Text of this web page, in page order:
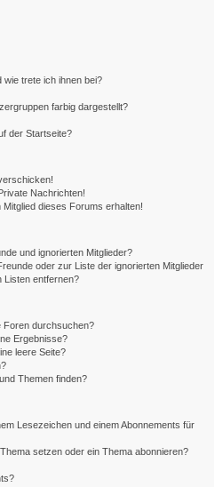
wie trete ich ihnen bei?
farbig dargestellt?
der Startseite?
Nachrichten!
dieses Forums erhalten!
und ignorierten Mitglieder?
oder zur Liste der ignorierten Mitglieder
Listen entfernen?
Foren durchsuchen?
Ergebnisse?
leere Seite?
Themen finden?
Lesezeichen und einem Abonnements für
setzen oder ein Thema abonnieren?